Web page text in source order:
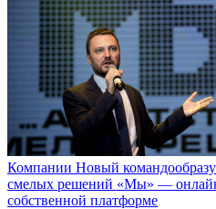
Компании Новый
смелых решений «Мы» —
собственной платформе